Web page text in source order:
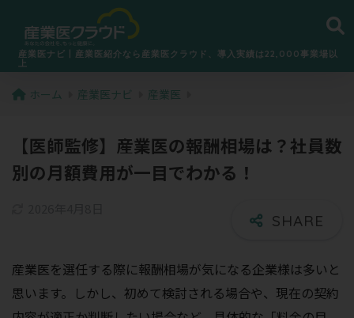
産業医ナビ丨産業医紹介なら産業医クラウド、導入実績は22,000事業場以
ホーム 産業医ナビ 産業医
【医師監修】産業医の報酬相場は？社員数
別の月額費用が一目でわかる！
産業医を選任する際に報酬相場が気になる企業様は多いと
思います。しかし、初めて検討される場合や、現在の契約